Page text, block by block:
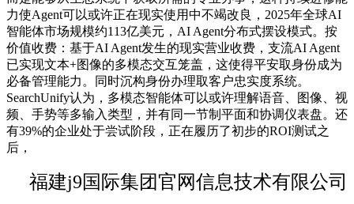
力使Agent可以或许正在现实使用中不竭改良，2025年全球AI
智能体市场规模约113亿美元，AI Agent分布式摆设模式。按
价值收费：基于AI Agent发生的现实营业收费，支流AI Agent
已实现文本+图像的多模态交互笼盖，这使得平安取身份成为
必备管理能力。同时沉构身份办理取客户忠实度系统。
SearchUnify认为，多模态智能体可以或许理解语音、图像、视
频、手势等多输入类型，并有同一节制平面和协调仪表盘。还
有39%的企业处于尝试阶段，正在履历了初步的ROI测试之
后，
福建j9国际集团官网信息技术有限公司